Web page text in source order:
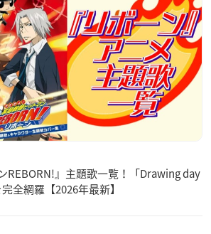
REBORN!』主題歌一覧！「Drawing day
全網羅【2026年最新】